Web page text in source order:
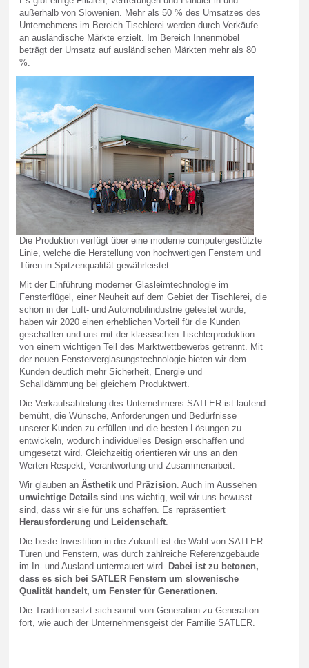
außerhalb von Slowenien. Mehr als 50 % des Umsatzes des
Unternehmens im Bereich Tischlerei werden durch Verkäufe
an ausländische Märkte erzielt. Im Bereich Innenmöbel
beträgt der Umsatz auf ausländischen Märkten mehr als 80
%.
Die Produktion verfügt über eine moderne computergestützte
Linie, welche die Herstellung von hochwertigen Fenstern und
Türen in Spitzenqualität gewährleistet.
Mit der Einführung moderner Glasleimtechnologie im
Fensterflügel, einer Neuheit auf dem Gebiet der Tischlerei, die
schon in der Luft- und Automobilindustrie getestet wurde,
haben wir 2020 einen erheblichen Vorteil für die Kunden
geschaffen und uns mit der klassischen Tischlerproduktion
von einem wichtigen Teil des Marktwettbewerbs getrennt. Mit
der neuen Fensterverglasungstechnologie bieten wir dem
Kunden deutlich mehr Sicherheit, Energie und
Schalldämmung bei gleichem Produktwert.
Die Verkaufsabteilung des Unternehmens SATLER ist laufend
bemüht, die Wünsche, Anforderungen und Bedürfnisse
unserer Kunden zu erfüllen und die besten Lösungen zu
entwickeln, wodurch individuelles Design erschaffen und
umgesetzt wird. Gleichzeitig orientieren wir uns an den
Werten Respekt, Verantwortung und Zusammenarbeit.
Wir glauben an Ästhetik und Präzision . Auch im Aussehen
unwichtige Details sind uns wichtig, weil wir uns bewusst
sind, dass wir sie für uns schaffen. Es repräsentiert
Herausforderung und Leidenschaft
Die beste Investition in die Zukunft ist die Wahl von SATLER
Türen und Fenstern, was durch zahlreiche Referenzgebäude
im In- und Ausland untermauert wird. Dabei ist zu betonen,
dass es sich bei SATLER Fenstern um slowenische
Qualität handelt, um Fenster für Generationen.
Die Tradition setzt sich somit von Generation zu Generation
fort, wie auch der Unternehmensgeist der Familie SATLER.